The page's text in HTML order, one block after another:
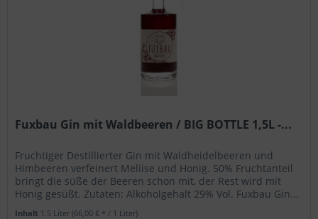
Fuxbau Gin mit Waldbeeren / BIG BOTTLE 1,5L -...
Fruchtiger Destillierter Gin mit Waldheidelbeeren und
Himbeeren verfeinert Meliise und Honig. 50% Fruchtanteil
bringt die süße der Beeren schon mit, der Rest wird mit
Honig gesüßt. Zutaten: Alkoholgehalt 29% Vol. Fuxbau Gin...
Inhalt 1.5 Liter(66,00 € * / 1 Liter)